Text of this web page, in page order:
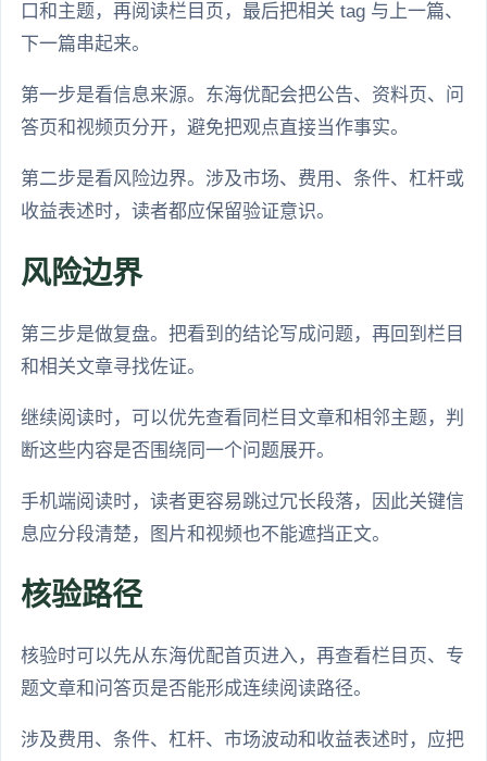
口和主题，再阅读栏目页，最后把相关 tag 与上一篇、
下一篇串起来。
第一步是看信息来源。东海优配会把公告、资料页、问
答页和视频页分开，避免把观点直接当作事实。
第二步是看风险边界。涉及市场、费用、条件、杠杆或
收益表述时，读者都应保留验证意识。
风险边界
第三步是做复盘。把看到的结论写成问题，再回到栏目
和相关文章寻找佐证。
继续阅读时，可以优先查看同栏目文章和相邻主题，判
断这些内容是否围绕同一个问题展开。
手机端阅读时，读者更容易跳过冗长段落，因此关键信
息应分段清楚，图片和视频也不能遮挡正文。
核验路径
核验时可以先从东海优配首页进入，再查看栏目页、专
题文章和问答页是否能形成连续阅读路径。
涉及费用、条件、杠杆、市场波动和收益表述时，应把